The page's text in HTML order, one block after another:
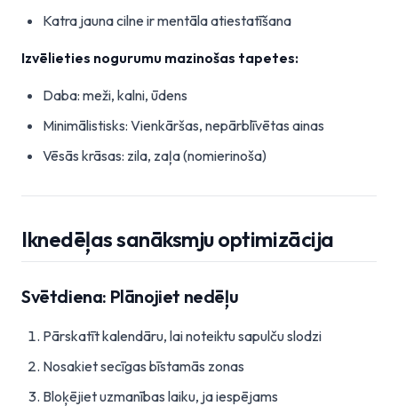
Katra jauna cilne ir mentāla atiestatīšana
Izvēlieties nogurumu mazinošas tapetes:
Daba: meži, kalni, ūdens
Minimālistisks: Vienkāršas, nepārblīvētas ainas
Vēsās krāsas: zila, zaļa (nomierinoša)
Iknedēļas sanāksmju optimizācija
Svētdiena: Plānojiet nedēļu
Pārskatīt kalendāru, lai noteiktu sapulču slodzi
Nosakiet secīgas bīstamās zonas
Bloķējiet uzmanības laiku, ja iespējams